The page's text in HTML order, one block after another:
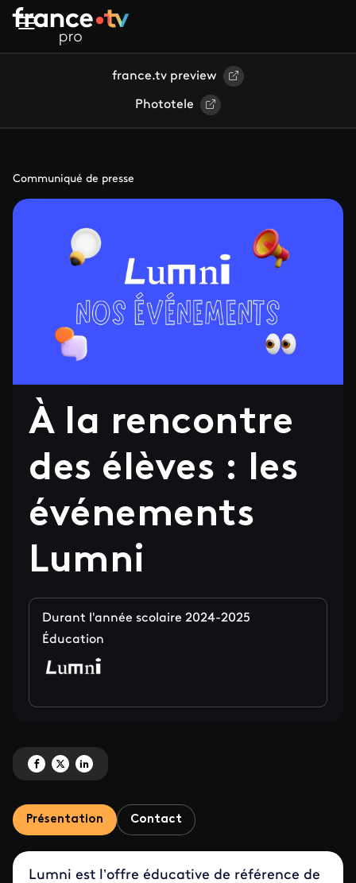
Aller au contenu principal
france.tv preview
Phototele
Communiqué de presse
À la rencontre
des élèves : les
événements
Lumni
Durant l'année scolaire 2024-2025
Éducation
Partagez 'À la rencontre des élèves : les événements Lumni' sur Facebook
Partagez 'À la rencontre des élèves : les événements Lumni' sur X
Partagez 'À la rencontre des élèves : les événements Lumni' sur
Présentation Contact
Lumni est l’offre éducative de référence de